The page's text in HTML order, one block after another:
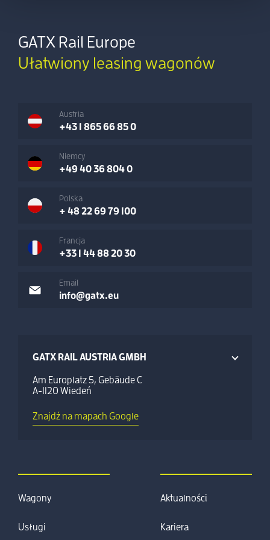
GATX Rail Europe
Ułatwiony leasing wagonów
Austria
+43 1 865 66 85 0
Niemcy
+49 40 36 804 0
Polska
+ 48 22 69 79 100
Francja
+33 1 44 88 20 30
Email
info@gatx.eu
GATX RAIL AUSTRIA GMBH
Am Europlatz 5, Gebäude C
A-1120 Wiedeń
Znajdź na mapach Google
Wagony
Usługi
Aktualności
Kariera